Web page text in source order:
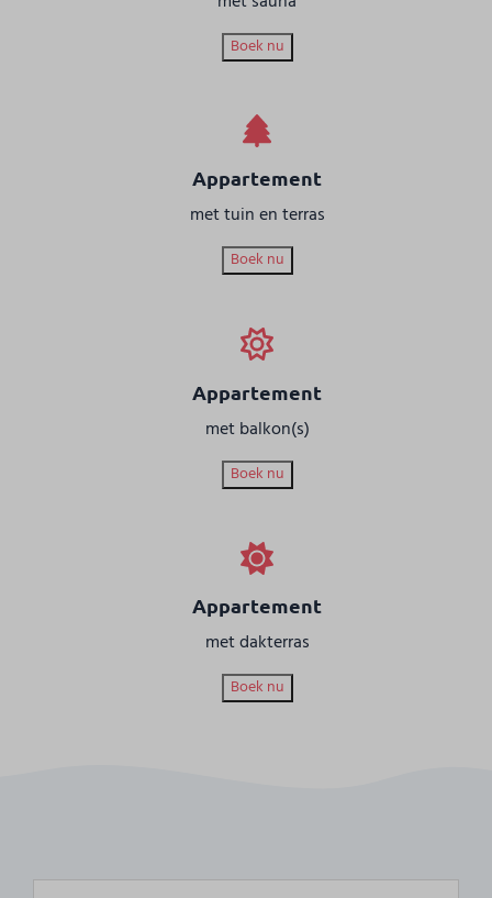
Boek nu
Appartement
met tuin en terras
Boek nu
Appartement
met balkon(s)
Boek nu
Appartement
met dakterras
Boek nu